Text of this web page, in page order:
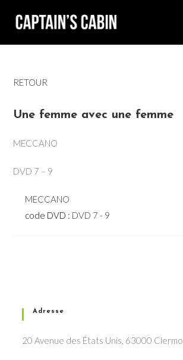
RETOUR
Une femme avec une femme
MECCANO
DVD 7 – 9
MECCANO
code DVD : DVD 7 - 9
Adresse
20 Avenue des États Unis, 63000